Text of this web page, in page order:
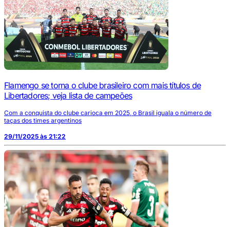
Flamengo se torna o clube brasileiro com mais títulos de
Libertadores; veja lista de campeões
Com a conquista do clube carioca em 2025, o Brasil iguala o número de
taças dos times argentinos
29/11/2025 às 21:22